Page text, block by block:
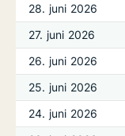
28. juni 2026
27. juni 2026
26. juni 2026
25. juni 2026
24. juni 2026